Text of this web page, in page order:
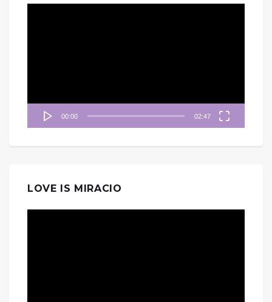
00:00 02:47
LOVE IS MIRACIO